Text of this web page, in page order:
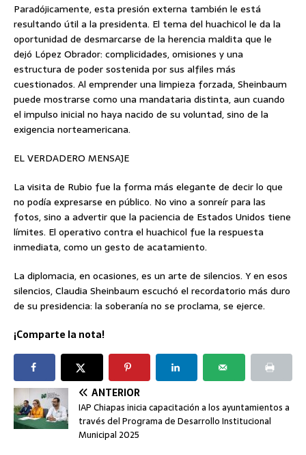
Paradójicamente, esta presión externa también le está
resultando útil a la presidenta. El tema del huachicol le da la
oportunidad de desmarcarse de la herencia maldita que le
dejó López Obrador: complicidades, omisiones y una
estructura de poder sostenida por sus alfiles más
cuestionados. Al emprender una limpieza forzada, Sheinbaum
puede mostrarse como una mandataria distinta, aun cuando
el impulso inicial no haya nacido de su voluntad, sino de la
exigencia norteamericana.
EL VERDADERO MENSAJE
La visita de Rubio fue la forma más elegante de decir lo que
no podía expresarse en público. No vino a sonreír para las
fotos, sino a advertir que la paciencia de Estados Unidos tiene
límites. El operativo contra el huachicol fue la respuesta
inmediata, como un gesto de acatamiento.
La diplomacia, en ocasiones, es un arte de silencios. Y en esos
silencios, Claudia Sheinbaum escuchó el recordatorio más duro
de su presidencia: la soberanía no se proclama, se ejerce.
¡Comparte la nota!
ANTERIOR
IAP Chiapas inicia capacitación a los ayuntamientos a
través del Programa de Desarrollo Institucional
Municipal 2025